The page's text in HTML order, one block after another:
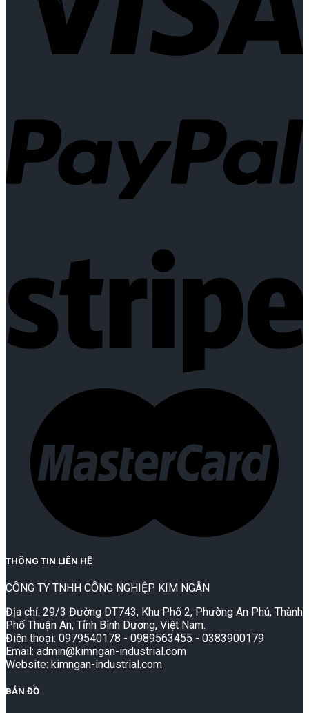
THÔNG TIN LIÊN HỆ
CÔNG TY TNHH CÔNG NGHIỆP KIM NGÂN
Địa chỉ: 29/3 Đường DT743, Khu Phố 2, Phường An Phú, Thành
Phố Thuận An, Tỉnh Bình Dương, Việt Nam.
Điện thoại: 0979540178 - 0989563455 - 0383900179
Email: admin@kimngan-industrial.com
Website: kimngan-industrial.com
BẢN ĐỒ